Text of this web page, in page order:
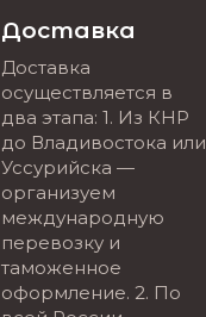
Доставка
Доставка
осуществляется в
два этапа: 1. Из КНР
до Владивостока или
Уссурийска —
организуем
международную
перевозку и
таможенное
оформление. 2. По